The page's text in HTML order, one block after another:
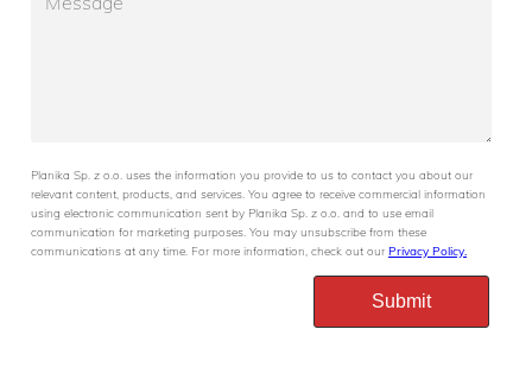
Planika Sp. z o.o. uses the information you provide to us to contact you about our
relevant content, products, and services. You agree to receive commercial information
using electronic communication sent by Planika Sp. z o.o. and to use email
communication for marketing purposes. You may unsubscribe from these
communications at any time. For more information, check out our Privacy Policy.